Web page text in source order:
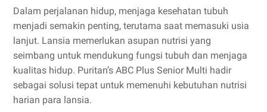
Dalam perjalanan hidup, menjaga kesehatan tubuh
menjadi semakin penting, terutama saat memasuki usia
lanjut. Lansia memerlukan asupan nutrisi yang
seimbang untuk mendukung fungsi tubuh dan menjaga
kualitas hidup. Puritan’s ABC Plus Senior Multi hadir
sebagai solusi tepat untuk memenuhi kebutuhan nutrisi
harian para lansia.